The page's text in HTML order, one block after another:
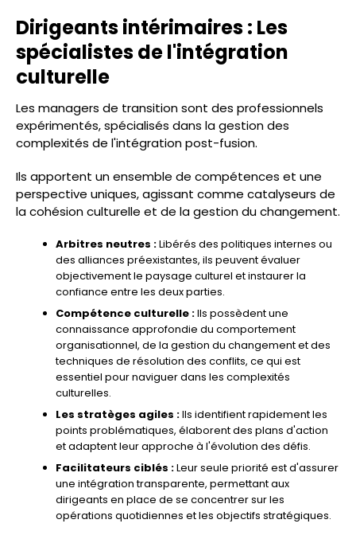
Dirigeants intérimaires : Les
spécialistes de l'intégration
culturelle
Les managers de transition sont des professionnels
expérimentés, spécialisés dans la gestion des
complexités de l'intégration post-fusion.
Ils apportent un ensemble de compétences et une
perspective uniques, agissant comme catalyseurs de
la cohésion culturelle et de la gestion du changement.
Arbitres neutres :Libérés des politiques internes ou
des alliances préexistantes, ils peuvent évaluer
objectivement le paysage culturel et instaurer la
confiance entre les deux parties.
Compétence culturelle :Ils possèdent une
connaissance approfondie du comportement
organisationnel, de la gestion du changement et des
techniques de résolution des conflits, ce qui est
essentiel pour naviguer dans les complexités
culturelles.
Les stratèges agiles :Ils identifient rapidement les
points problématiques, élaborent des plans d'action
et adaptent leur approche à l'évolution des défis.
Facilitateurs ciblés :Leur seule priorité est d'assurer
une intégration transparente, permettant aux
dirigeants en place de se concentrer sur les
opérations quotidiennes et les objectifs stratégiques.